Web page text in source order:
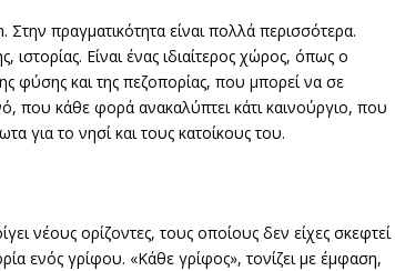
πραγματικότητα είναι πολλά περισσότερα.
Είναι ένας ιδιαίτερος χώρος, όπως ο
φύσης και της πεζοπορίας, που μπορεί να σε
που κάθε φορά ανακαλύπτει κάτι καινούργιο, που
για το νησί και τους κατοίκους του.
νέους ορίζοντες, τους οποίους δεν είχες σκεφτεί
ενός γρίφου. «Κάθε γρίφος», τονίζει με έμφαση,